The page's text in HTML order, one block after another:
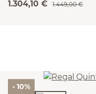
1.304,10 € 1.449,00 €
- 10%